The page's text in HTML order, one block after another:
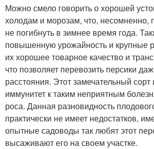
Можно смело говорить о хорошей
холодам и морозам, что, несомненно,
не погибнуть в зимнее время года.
повышенную урожайность и крупные
их хорошее товарное качество и
что позволяет перевозить персики
расстояния. Этот замечательный сорт
иммунитет к таким неприятным
роса. Данная разновидность
практически не имеет недостатков,
опытные садоводы так любят этот
высаживают его на своем участке.